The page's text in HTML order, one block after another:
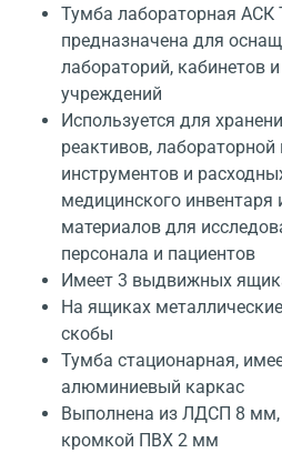
Тумба лабораторная АСК
предназначена для
лабораторий, кабинетов
учреждений
Используется для
реактивов,
инструментов и
медицинского инвентаря
материалов для
персонала и пациентов
Имеет 3 выдвижных
На ящиках
скобы
Тумба стационарная,
алюминиевый каркас
Выполнена из ЛДСП 8
кромкой ПВХ 2 мм